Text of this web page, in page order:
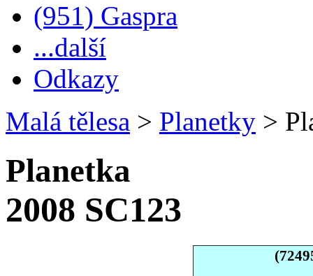
(951) Gaspra
...další
Odkazy
Malá tělesa > Planetky >
Planetka
2008 SC123